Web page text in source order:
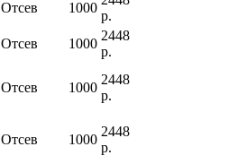
Отсев 1000
р.
Отсев 1000
2448
р.
Отсев 1000
2448
р.
Отсев 1000
2448
р.